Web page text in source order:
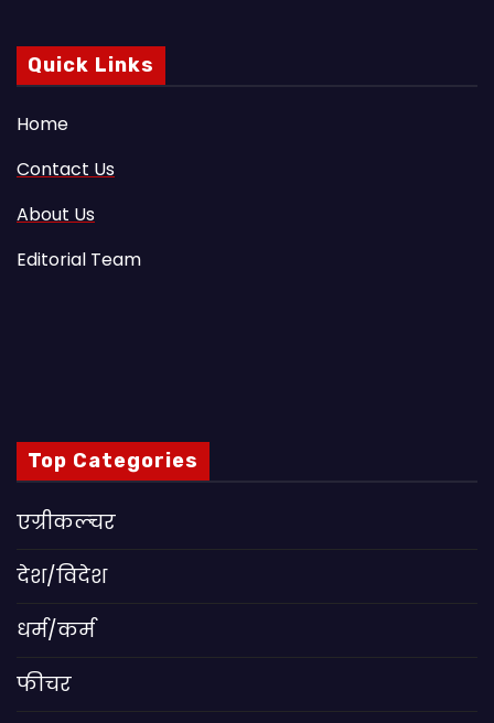
Quick Links
Home
Contact Us
About Us
Editorial Team
Top Categories
एग्रीकल्चर
देश/विदेश
धर्म/कर्म
फीचर